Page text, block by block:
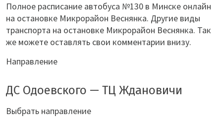
Полное расписание автобуса №130 в Минске онлайн
на остановке Микрорайон Веснянка. Другие виды
транспорта на остановке Микрорайон Веснянка. Так
же можете оставлять свои комментарии внизу.
Направление
ДС Одоевского — ТЦ Ждановичи
Выбрать направление